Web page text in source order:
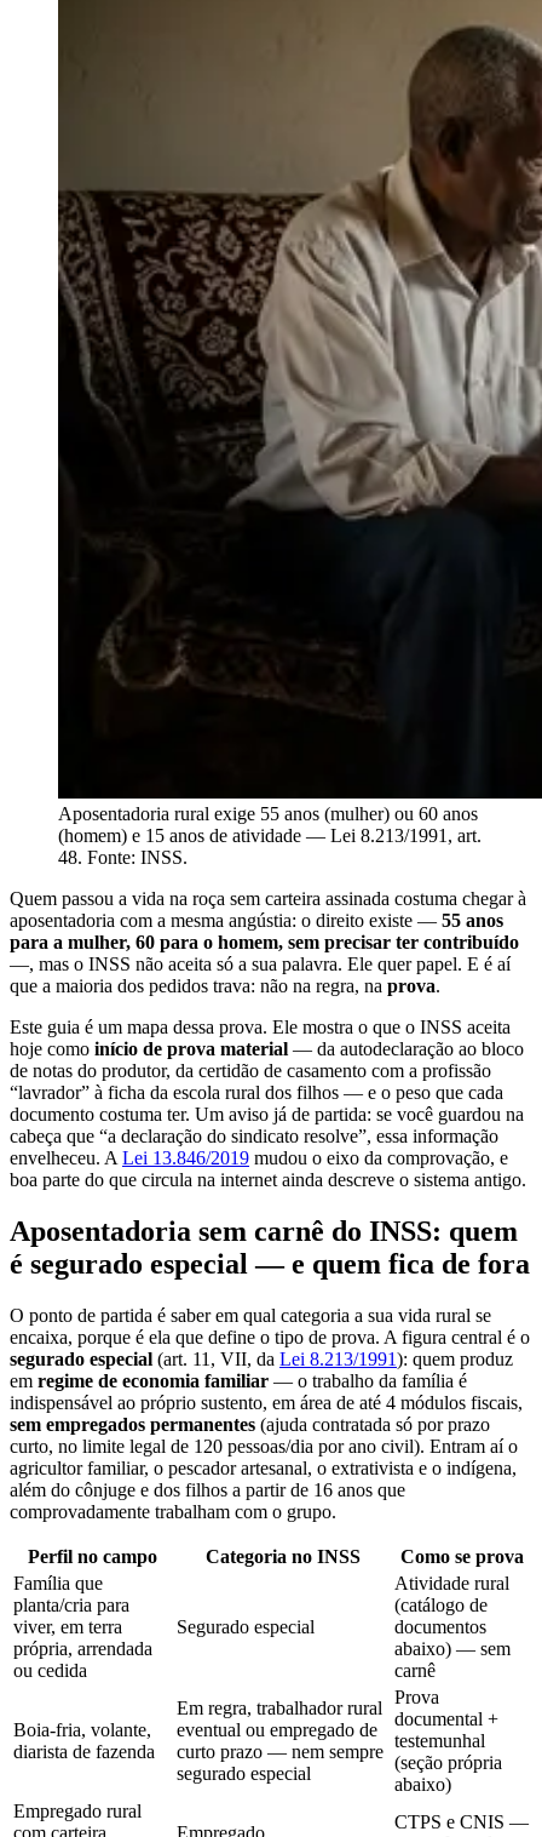
Aposentadoria rural exige 55 anos (mulher) ou 60 anos
(homem) e 15 anos de atividade — Lei 8.213/1991, art.
48. Fonte: INSS.
Quem passou a vida na roça sem carteira assinada costuma chegar à
aposentadoria com a mesma angústia: o direito existe — 55 anos
para a mulher, 60 para o homem, sem precisar ter contribuído
—, mas o INSS não aceita só a sua palavra. Ele quer papel. E é aí
que a maioria dos pedidos trava: não na regra, na prova.
Este guia é um mapa dessa prova. Ele mostra o que o INSS aceita
hoje como início de prova material — da autodeclaração ao bloco
de notas do produtor, da certidão de casamento com a profissão
“lavrador” à ficha da escola rural dos filhos — e o peso que cada
documento costuma ter. Um aviso já de partida: se você guardou na
cabeça que “a declaração do sindicato resolve”, essa informação
envelheceu. A Lei 13.846/2019 mudou o eixo da comprovação, e
boa parte do que circula na internet ainda descreve o sistema antigo.
Aposentadoria sem carnê do INSS: quem
é segurado especial — e quem fica de fora
O ponto de partida é saber em qual categoria a sua vida rural se
encaixa, porque é ela que define o tipo de prova. A figura central é o
segurado especial (art. 11, VII, da Lei 8.213/1991): quem produz
em regime de economia familiar — o trabalho da família é
indispensável ao próprio sustento, em área de até 4 módulos fiscais,
sem empregados permanentes (ajuda contratada só por prazo
curto, no limite legal de 120 pessoas/dia por ano civil). Entram aí o
agricultor familiar, o pescador artesanal, o extrativista e o indígena,
além do cônjuge e dos filhos a partir de 16 anos que
comprovadamente trabalham com o grupo.
Perfil no campo Categoria no INSS
Como se prova
Família que
planta/cria para
viver, em terra
própria, arrendada
ou cedida
Segurado especial
Atividade rural
(catálogo de
documentos
abaixo) — sem
carnê
Boia-fria, volante,
diarista de fazenda
Em regra, trabalhador rural
eventual ou empregado de
curto prazo — nem sempre
segurado especial
Prova
documental +
testemunhal
(seção própria
abaixo)
Empregado rural
com carteira
Empregado
CTPS e CNIS —